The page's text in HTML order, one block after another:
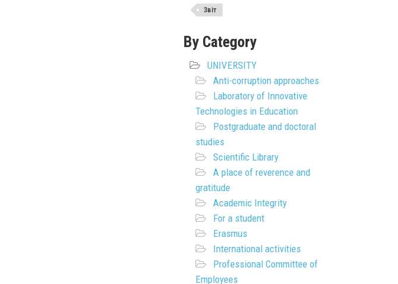
Звіт
By Category
UNIVERSITY
Anti-corruption approaches
Laboratory of Innovative
Technologies in Education
Postgraduate and doctoral
studies
Scientific Library
A place of reverence and
gratitude
Academic Integrity
For a student
Erasmus
International activities
Professional Committee of
Employees